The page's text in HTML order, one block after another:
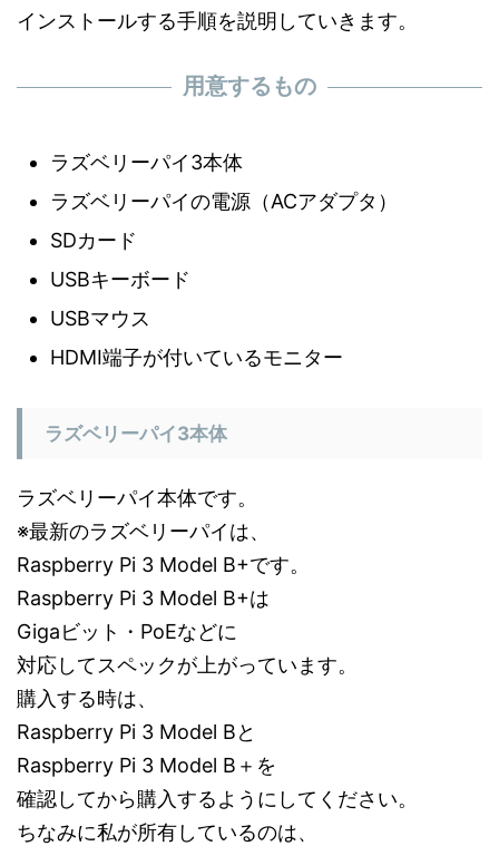
インストールする手順を説明していきます。
用意するもの
ラズベリーパイ3本体
ラズベリーパイの電源（ACアダプタ）
SDカード
USBキーボード
USBマウス
HDMI端子が付いているモニター
ラズベリーパイ3本体
ラズベリーパイ本体です。
※最新のラズベリーパイは、
Raspberry Pi 3 Model B+です。
Raspberry Pi 3 Model B+は
Gigaビット・PoEなどに
対応してスペックが上がっています。
購入する時は、
Raspberry Pi 3 Model Bと
Raspberry Pi 3 Model B＋を
確認してから購入するようにしてください。
ちなみに私が所有しているのは、